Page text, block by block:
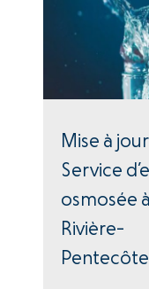
Mise à jour |
Service
osmosée à
Rivière-
Pentecôte